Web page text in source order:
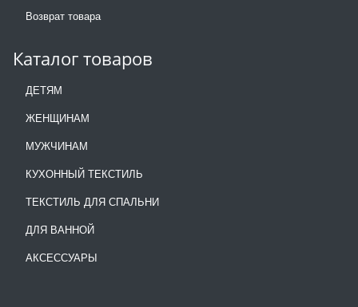
Возврат товара
Каталог товаров
ДЕТЯМ
ЖЕНЩИНАМ
МУЖЧИНАМ
КУХОННЫЙ ТЕКСТИЛЬ
ТЕКСТИЛЬ ДЛЯ СПАЛЬНИ
ДЛЯ ВАННОЙ
АКСЕССУАРЫ